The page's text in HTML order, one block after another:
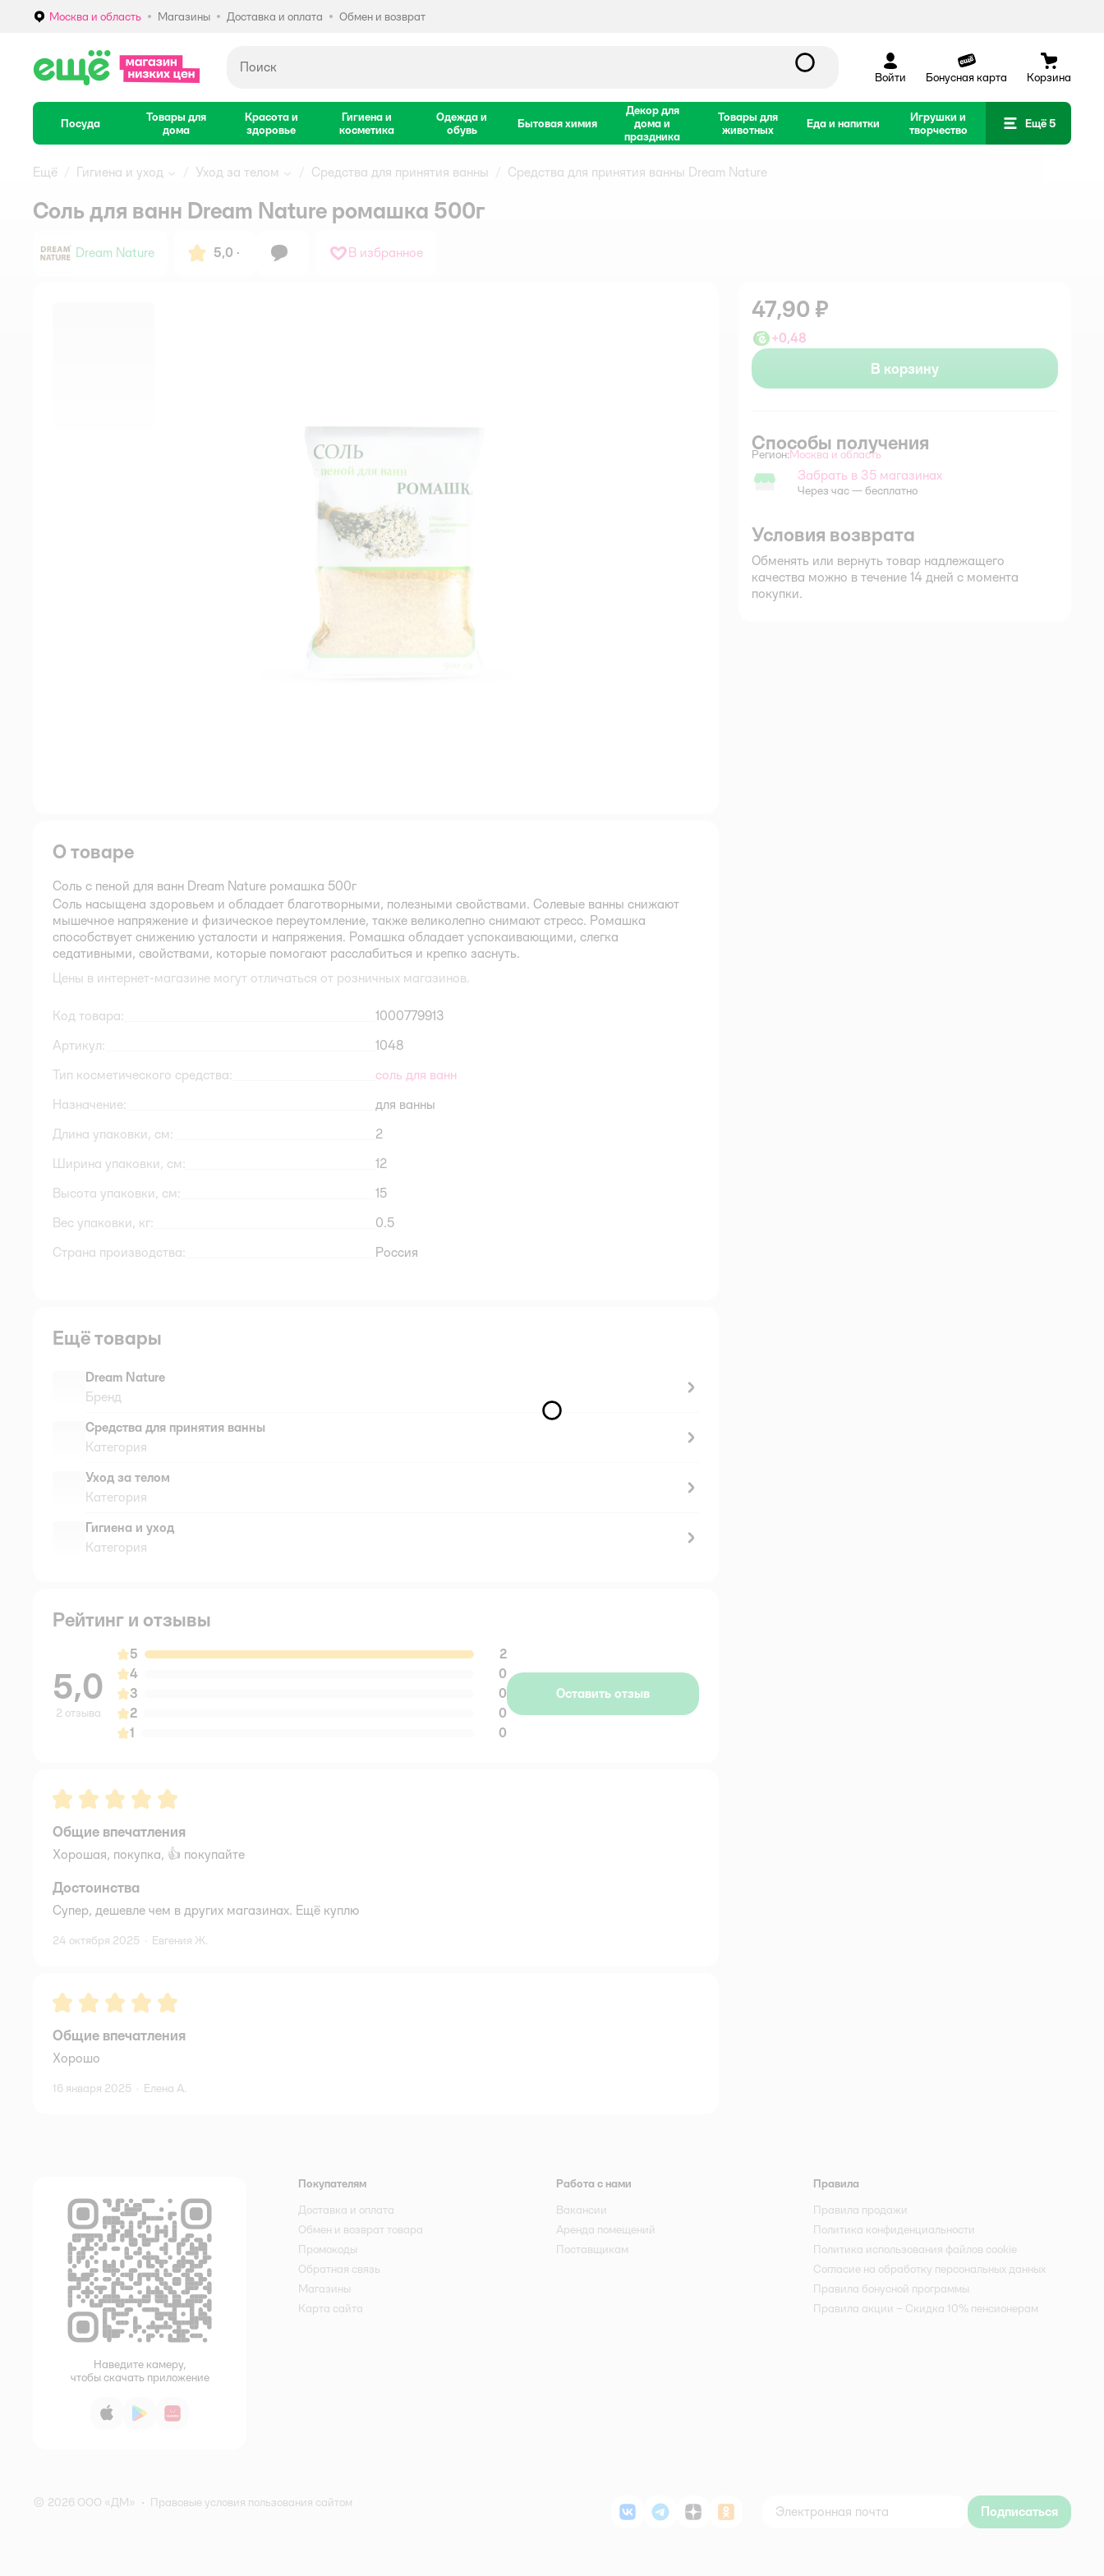
Выбор адреса доставки.
Москва и область Магазины Доставка и оплата Обмен и возврат
Войти Бонусная карта Корзина
Посуда
Товары для
дома
Красота и
здоровье
Гигиена и
косметика
Одежда и
обувь
Бытовая химия
Декор для
дома и
праздника
Товары для
животных
Еда и напитки
Игрушки и
творчество
Ещё 5
Ещё Гигиена и уход Уход за телом Средства для принятия ванны Средства для принятия ванны Dream Nature
Соль для ванн Dream Nature ромашка 500г
Dream Nature 5,0 · В избранное
47,90 ₽
+0,48
В корзину
Способы получения
Регион: Выбор адреса доставки.
Москва и область
Забрать в магазине
Забрать в 35 магазинах
Через час — бесплатно
Условия возврата
Обменять или вернуть товар надлежащего
качества можно в течение 14 дней с момента
покупки.
О товаре
Соль с пеной для ванн Dream Nature ромашка 500г
Соль насыщена здоровьем и обладает благотворными, полезными свойствами. Солевые ванны снижают
мышечное напряжение и физическое переутомление, также великолепно снимают стресс. Ромашка
способствует снижению усталости и напряжения. Ромашка обладает успокаивающими, слегка
седативными, свойствами, которые помогают расслабиться и крепко заснуть.
Цены в интернет-магазине могут отличаться от розничных магазинов.
Код товара:
1000779913
Артикул:
1048
Тип косметического средства:
соль для ванн
Назначение:
для ванны
Длина упаковки, см:
2
Ширина упаковки, см:
12
Высота упаковки, см:
15
Вес упаковки, кг:
0.5
Страна производства:
Россия
Ещё товары
Dream Nature
Бренд
Средства для принятия ванны
Категория
Уход за телом
Категория
Гигиена и уход
Категория
Рейтинг и отзывы
5,0
2 отзыва
5
2
4
0
3
0
2
0
1
0
Оставить отзыв
Рейтинг:5
Общие впечатления
Хорошая, покупка, 👍 покупайте
Достоинства
Супер, дешевле чем в других магазинах. Ещё куплю
24 октября 2025 · Евгения Ж.
Рейтинг:5
Общие впечатления
Хорошо
16 января 2025 · Елена А.
Наведите камеру,
чтобы скачать приложение
App StoreGoogle PlayAppGallery
Покупателям
Доставка и оплата
Обмен и возврат товара
Промокоды
Обратная связь
Магазины
Карта сайта
Работа с нами
Вакансии
Аренда помещений
Поставщикам
Правила
Правила продажи
Политика конфиденциальности
Политика использования файлов cookie
Согласие на обработку персональных данных
Правила бонусной программы
Правила акции – Скидка 10% пенсионерам
© 2026 ООО «ДМ» • Правовые условия пользования сайтом
ВКонтакте
TelegramДзен Одноклассники Подписаться